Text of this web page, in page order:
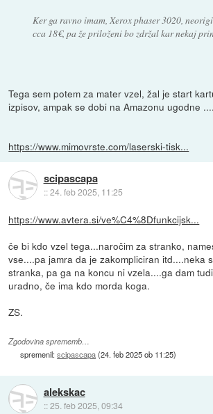
Ker ga ravno imam, Xerox phaser 3020,
cca 18€, pa že priloženi bo zdržal kar nekaj
Tega sem potem za mater vzel, žal je start
izpisov, ampak se dobi na Amazonu ugodne ....
https://www.mimovrste.com/laserski-tisk...
scipascapa
::24. feb 2025, 11:25
https://www.avtera.si/ve%C4%8Dfunkcijsk...
če bi kdo vzel tega...naročim za stranko,
vse....pa jamra da je zakompliciran itd....neka
stranka, pa ga na koncu ni vzela....ga dam
uradno, če ima kdo morda koga.
ZS.
Zgodovina sprememb…
spremenil:scipascapa(24. feb 2025 ob 11:25)
alekskac
::25. feb 2025, 09:34